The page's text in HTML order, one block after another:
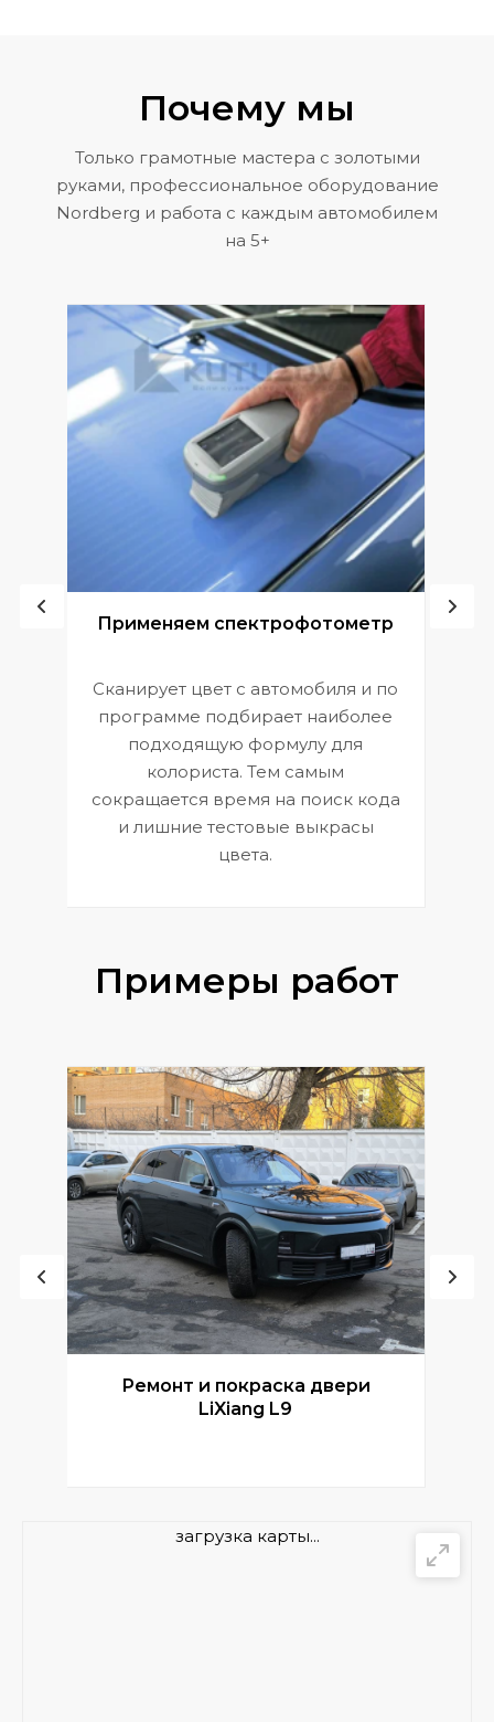
Почему мы
Только грамотные мастера с золотыми
руками, профессиональное оборудование
Nordberg и работа с каждым автомобилем
на 5+
Применяем спектрофотометр
Сканирует цвет с автомобиля и по
программе подбирает наиболее
подходящую формулу для
колориста. Тем самым
сокращается время на поиск кода
и лишние тестовые выкрасы
цвета.
Примеры работ
Ремонт и покраска двери
LiXiang L9
загрузка карты...